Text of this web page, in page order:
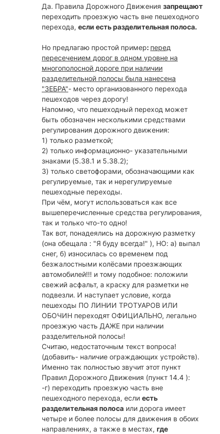
Да. Правила Дорожного Движения запрещают
переходить проезжую часть вне пешеходного
перехода, если есть разделительная полоса.
Но предлагаю простой пример: перед
пересечением дорог в одном уровне на
многополосной дороге при наличии
разделительной полосы была нанесена
"ЗЕБРА"- место организованного перехода
пешеходов через дорогу!
Напомню, что пешеходный переход может
быть обозначен несколькими средствами
регулирования дорожного движения:
1) только разметкой;
2) только информационно- указательными
знаками (5.38.1 и 5.38.2);
3) только светофорами, обозначающими как
регулируемые, так и нерегулируемые
пешеходные переходы.
При чём, могут использоваться как все
вышеперечисленные средства регулирования,
так и только что-то одно!
Так вот, понадеялись на дорожную разметку
(она обещала : "Я буду всегда!" ), НО: а) выпал
снег, б) износилась со временем под
безжалостными колёсами проезжающих
автомобилей!!! и тому подобное: положили
свежий асфальт, а краску для разметки не
подвезли. И наступает условие, когда
пешеходы ПО ЛИНИИ ТРОТУАРОВ ИЛИ
ОБОЧИН переходят ОФИЦИАЛЬНО, легально
проезжую часть ДАЖЕ при наличии
разделительной полосы!
Считаю, недостаточным текст вопроса!
(добавить- наличие ограждающих устройств).
Именно так полностью звучит этот пункт
Правил Дорожного Движения (пункт 14.4 ):
-г) переходить проезжую часть вне
пешеходного перехода, если есть
разделительная полоса или дорога имеет
четыре и более полосы для движения в обоих
направлениях, а также в местах, где